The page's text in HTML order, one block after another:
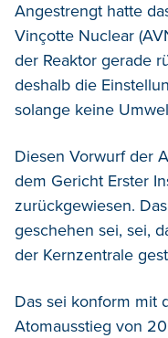
Angestrengt hatte
Vinçotte Nuclear
der Reaktor gerade
deshalb die
solange keine
Diesen Vorwurf der
dem Gericht Erster
zurückgewiesen.
geschehen sei, sei,
der Kernzentrale
Das sei konform mit
Atomausstieg von